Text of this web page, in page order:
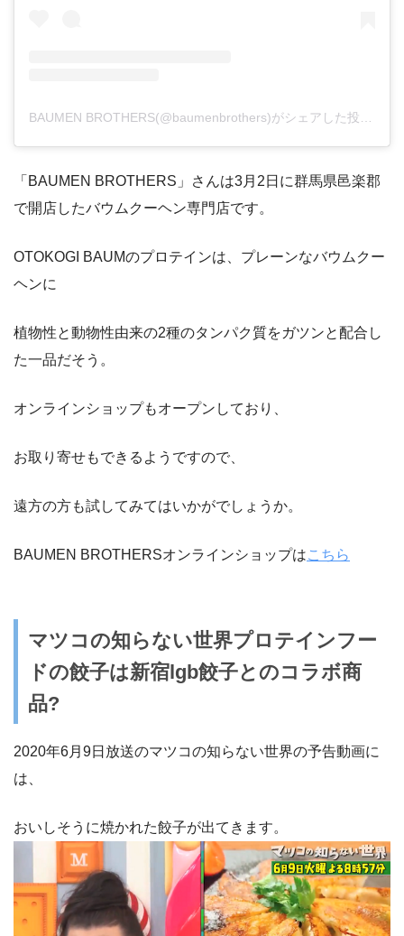
「BAUMEN BROTHERS」さんは3月2日に群馬県邑楽郡
で開店したバウムクーヘン専門店です。
OTOKOGI BAUMのプロテインは、プレーンなバウムクー
ヘンに
植物性と動物性由来の2種のタンパク質をガツンと配合し
た一品だそう。
オンラインショップもオープンしており、
お取り寄せもできるようですので、
遠方の方も試してみてはいかがでしょうか。
BAUMEN BROTHERSオンラインショップはこちら
マツコの知らない世界プロテインフー
ドの餃子は新宿lgb餃子とのコラボ商
品?
2020年6月9日放送のマツコの知らない世界の予告動画に
は、
おいしそうに焼かれた餃子が出てきます。